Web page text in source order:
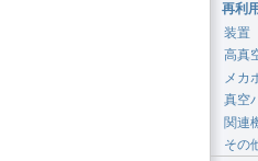
再利
装置
高真
メカ
真空
関連
その